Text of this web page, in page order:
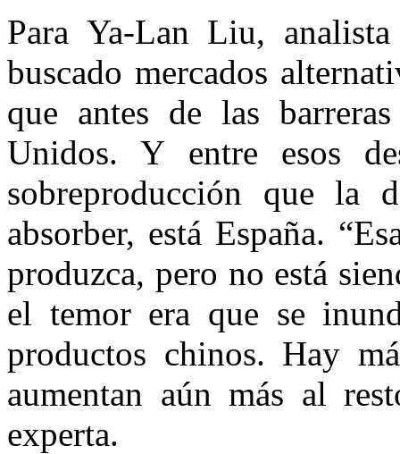
Para Ya-Lan Liu,
buscado mercados
que antes de las
Unidos. Y entre esos
sobreproducción que la
absorber, está España.
produzca, pero no está
el temor era que se
productos chinos. Hay
aumentan aún más al
experta.